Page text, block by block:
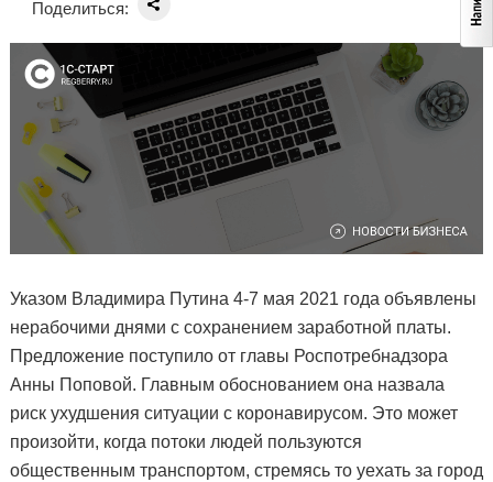
Поделиться:
Указом Владимира Путина 4-7 мая 2021 года объявлены
нерабочими днями с сохранением заработной платы.
Предложение поступило от главы Роспотребнадзора
Анны Поповой. Главным обоснованием она назвала
риск ухудшения ситуации с коронавирусом. Это может
произойти, когда потоки людей пользуются
общественным транспортом, стремясь то уехать за город